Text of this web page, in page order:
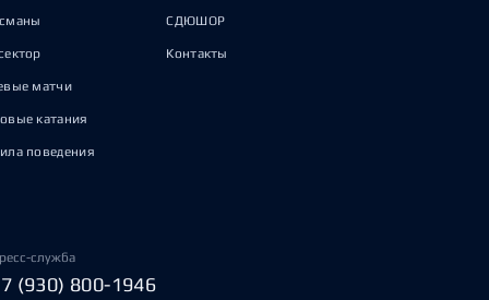
матчи
катания
поведения
СДЮШОР
Контакты
служба
(930) 800-1946